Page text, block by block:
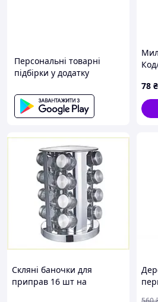
Характеристики:
Колір: чорний
Матеріал: АБС-пластик, ПП,
Розмір: 26х23х34 см
Ємність: 18 баночок
Підходить для зберігання
Використання: будинок,
події
Персональні товарні
підбірки у додатку
78 ₴
Скляні баночки для
приправ 16 шт на